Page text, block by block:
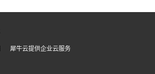
蘸墨，轻轻一按就能呈现清晰、均匀的印
景办公需求不同行业、不同岗位的办公需
犀牛云提供企业云服务